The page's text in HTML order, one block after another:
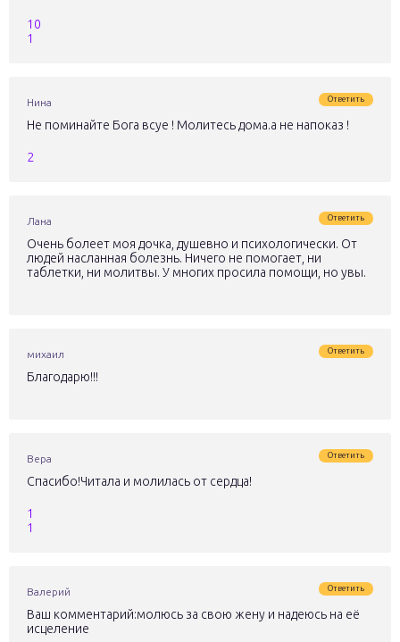
10
1
Нина Ответить
Не поминайте Бога всуе ! Молитесь дома.а не напоказ !
2
Лана Ответить
Очень болеет моя дочка, душевно и психологически. От
людей насланная болезнь. Ничего не помогает, ни
таблетки, ни молитвы. У многих просила помощи, но увы.
михаил Ответить
Благодарю!!!
Вера Ответить
Спасибо!Читала и молилась от сердца!
1
1
Валерий Ответить
Ваш комментарий:молюсь за свою жену и надеюсь на её
исцеление